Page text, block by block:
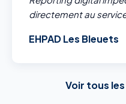
directement au
EHPAD Les Bleuets
Voir tous